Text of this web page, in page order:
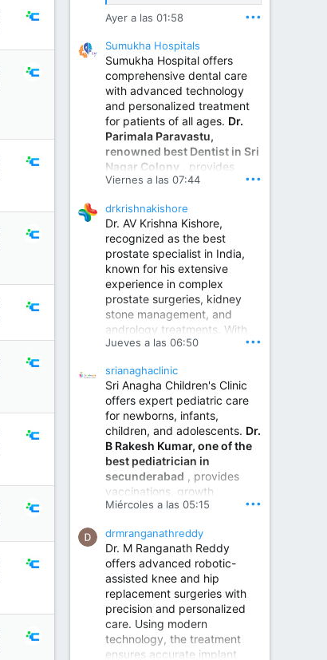
Ayer a las 01:58 •••
Sumukha Hospitals
Sumukha Hospital offers
comprehensive dental care
with advanced technology
and personalized treatment
for patients of all ages. Dr.
Parimala Paravastu,
renowned best Dentist in Sri
Nagar Colony , provides
expert care for tooth pain,
treatment, dental implants,
smile designing, cosmetic
dentistry.
Sumukha Hospital | Ear, Nose & Throat, Dental & Maxillofacial Surgery Center
www.sumukhahospitals.co
m
Viernes a las 07:44 •••
drkrishnakishore
Dr. AV Krishna Kishore,
recognized as the best
prostate specialist in India,
known for his extensive
experience in complex
prostate surgeries, kidney
stone management, and
andrology treatments. With
years of surgical practice and
invasive and robotic
techniques.
Best Urologist in Vijayawada | Urology Specialist in Vijayawada
Dr. A. V. Krishna Kishore,
the Best Urologist...
www.drkrishnakishore.com
Jueves a las 06:50 •••
srianaghaclinic
Sri Anagha Children's Clinic
offers expert pediatric care
for newborns, infants,
children, and adolescents. Dr.
B Rakesh Kumar, one of the
best pediatrician in
secunderabad , provides
vaccinations, growth
monitoring, newborn care,
illnesses, nutrition guidance,
and preventive healthcare in
a child-friendly environment.
Children Hospital in Secunderabad | Best Pediatrician in Hyderabad | Neonatologist in Medchal
Our pediatrician and
Neonatologist team at...
Miércoles a las 05:15 •••
drmranganathreddy
Dr. M Ranganath Reddy
offers advanced robotic-
assisted knee and hip
replacement surgeries with
precision and personalized
care. Using modern
technology, the treatment
ensures accurate implant